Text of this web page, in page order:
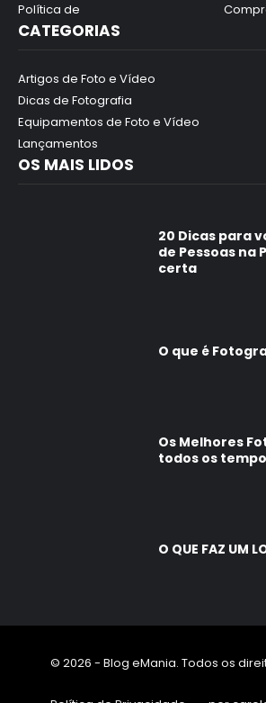
Política de
CATEGORIAS
Artigos de Foto e Vídeo
Dicas de Fotografia
Equipamentos de Foto e Vídeo
Lançamentos
OS MAIS LIDOS
20 Dicas para
de Pessoas na
certa
O que é
Os Melhores
todos os
O QUE FAZ UM
© 2026 - Blog eMania. Todos os